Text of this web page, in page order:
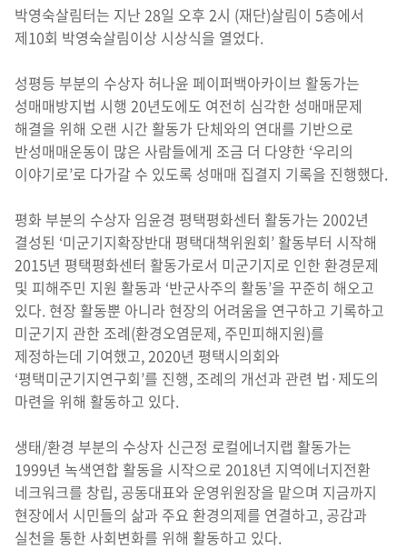
박영숙살림터는 지난 28일 오후 2시 (재단)살림이 5층에서
제10회 박영숙살림이상 시상식을 열었다.
성평등 부분의 수상자 허나윤 페이퍼백아카이브 활동가는
성매매방지법 시행 20년도에도 여전히 심각한 성매매문제
해결을 위해 오랜 시간 활동가 단체와의 연대를 기반으로
반성매매운동이 많은 사람들에게 조금 더 다양한 ‘우리의
이야기로’로 다가갈 수 있도록 성매매 집결지 기록을 진행했다.
평화 부분의 수상자 임윤경 평택평화센터 활동가는 2002년
결성된 ‘미군기지확장반대 평택대책위원회’ 활동부터 시작해
2015년 평택평화센터 활동가로서 미군기지로 인한 환경문제
및 피해주민 지원 활동과 ‘반군사주의 활동’을 꾸준히 해오고
있다. 현장 활동뿐 아니라 현장의 어려움을 연구하고 기록하고
미군기지 관한 조례(환경오염문제, 주민피해지원)를
제정하는데 기여했고, 2020년 평택시의회와
‘평택미군기지연구회’를 진행, 조례의 개선과 관련 법·제도의
마련을 위해 활동하고 있다.
생태/환경 부분의 수상자 신근정 로컬에너지랩 활동가는
1999년 녹색연합 활동을 시작으로 2018년 지역에너지전환
네크워크를 창립, 공동대표와 운영위원장을 맡으며 지금까지
현장에서 시민들의 삶과 주요 환경의제를 연결하고, 공감과
실천을 통한 사회변화를 위해 활동하고 있다.